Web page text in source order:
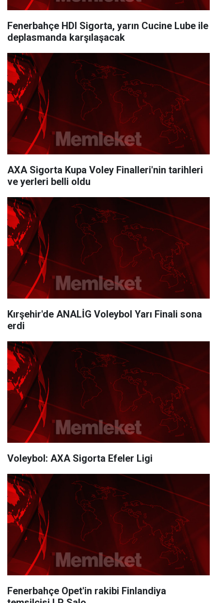
Fenerbahçe HDI Sigorta, yarın Cucine Lube ile
deplasmanda karşılaşacak
AXA Sigorta Kupa Voley Finalleri'nin tarihleri
ve yerleri belli oldu
Kırşehir'de ANALİG Voleybol Yarı Finali sona
erdi
Voleybol: AXA Sigorta Efeler Ligi
Fenerbahçe Opet'in rakibi Finlandiya